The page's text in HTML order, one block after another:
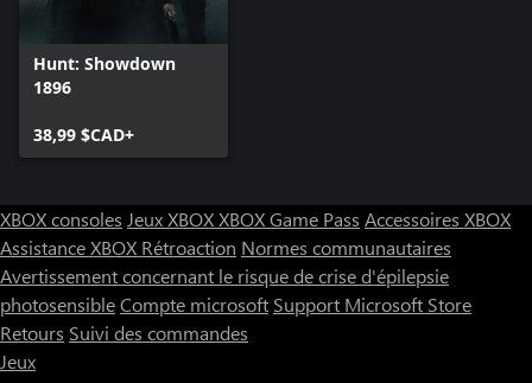
Hunt: Showdown
1896
38,99 $CAD+
XBOX consoles Jeux XBOXXBOX Game Pass Accessoires XBOX
Assistance XBOX Rétroaction Normes communautaires
Avertissement concernant le risque de crise d'épilepsie
photosensibleCompte microsoft Support Microsoft Store
Retours Suivi des commandes
Jeux